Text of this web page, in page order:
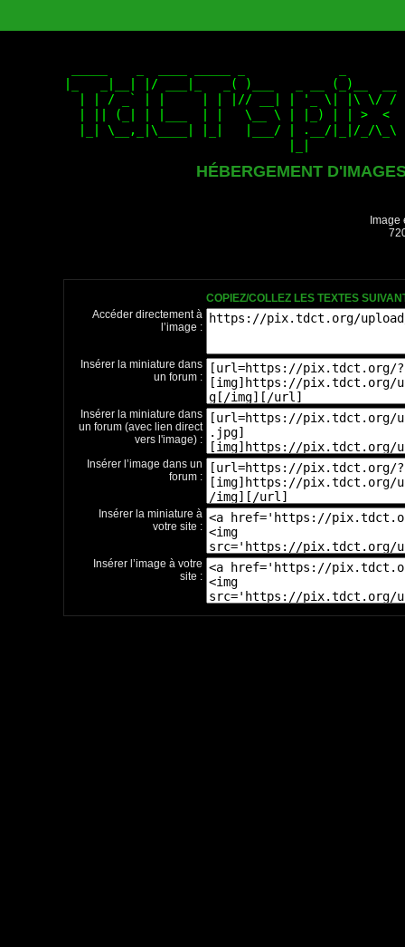
HÉBERGEMENT
COPIEZ/COLLEZ LES TEXTES
Accéder directement à
l’image :
Insérer la miniature dans
un forum :
Insérer la miniature dans
un forum (avec lien direct
vers l'image) :
Insérer l’image dans un
forum :
Insérer la miniature à
votre site :
Insérer l’image à votre
site :